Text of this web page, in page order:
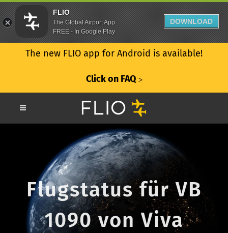
The new FLIO app for Android is available!
Click on FAQ ᐳ
Flugstatus für VB
1090 von Viva
FLIO
The Global Airport App
FREE - In Google Play
DOWNLOAD